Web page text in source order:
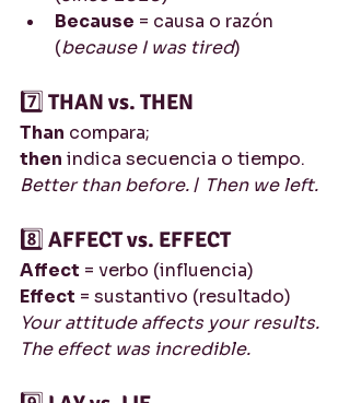
Because = causa o razón
(because I was tired)
7️⃣ THAN vs. THEN
Than compara;
then indica secuencia o tiempo.
Better than before. / Then we left.
8️⃣ AFFECT vs. EFFECT
Affect = verbo (influencia)
Effect = sustantivo (resultado)
Your attitude affects your results.
The effect was incredible.